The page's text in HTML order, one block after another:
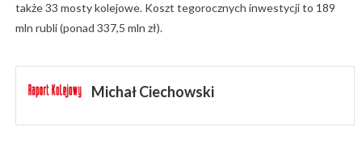
także 33 mosty kolejowe. Koszt tegorocznych inwestycji to 189
mln rubli (ponad 337,5 mln zł).
Michał Ciechowski